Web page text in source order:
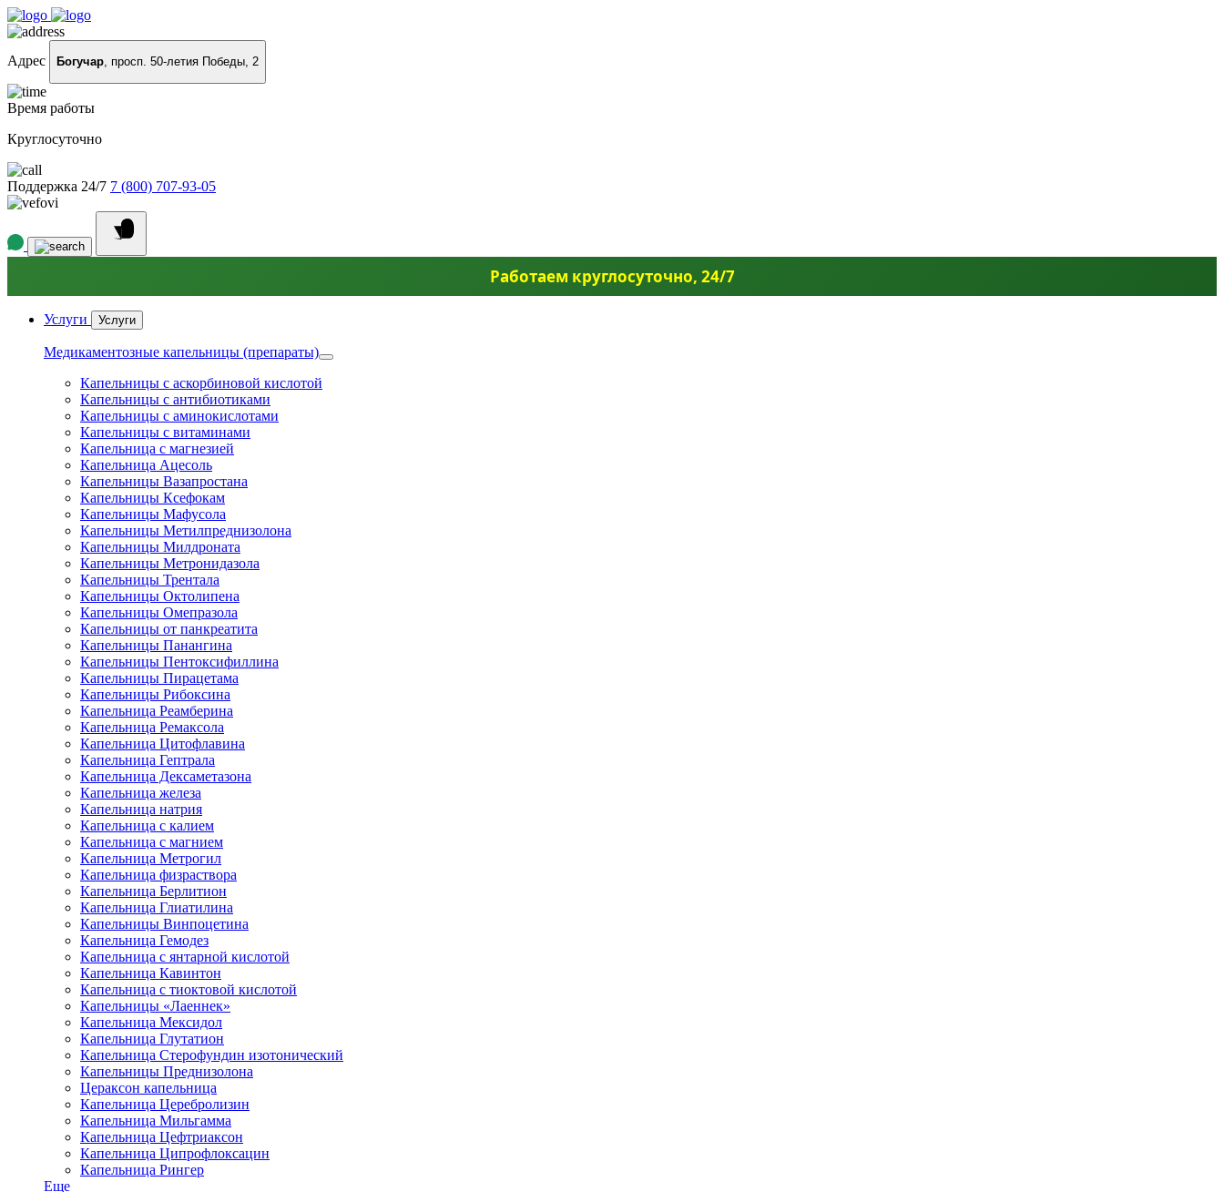
Адрес Богучар, просп. 50-летия Победы, 2
Время работы
Круглосуточно
Поддержка 24/7 7 (800) 707-93-05
Работаем круглосуточно, 24/7
Услуги Услуги
Медикаментозные капельницы (препараты)
Капельницы с аскорбиновой кислотой
Капельницы с антибиотиками
Капельницы с аминокислотами
Капельницы с витаминами
Капельница с магнезией
Капельница Ацесоль
Капельницы Вазапростана
Капельницы Ксефокам
Капельницы Мафусола
Капельницы Метилпреднизолона
Капельницы Милдроната
Капельницы Метронидазола
Капельницы Трентала
Капельницы Октолипена
Капельницы Омепразола
Капельницы от панкреатита
Капельницы Панангина
Капельницы Пентоксифиллина
Капельницы Пирацетама
Капельницы Рибоксина
Капельница Реамберина
Капельница Ремаксола
Капельница Цитофлавина
Капельница Гептрала
Капельница Дексаметазона
Капельница железа
Капельница натрия
Капельница с калием
Капельница с магнием
Капельница Метрогил
Капельница физраствора
Капельница Берлитион
Капельница Глиатилина
Капельницы Винпоцетина
Капельница Гемодез
Капельница с янтарной кислотой
Капельница Кавинтон
Капельница с тиоктовой кислотой
Капельницы «Лаеннек»
Капельница Мексидол
Капельница Глутатион
Капельница Стерофундин изотонический
Капельницы Преднизолона
Цераксон капельница
Капельница Церебролизин
Капельница Мильгамма
Капельница Цефтриаксон
Капельница Ципрофлоксацин
Капельница Рингер
Еще